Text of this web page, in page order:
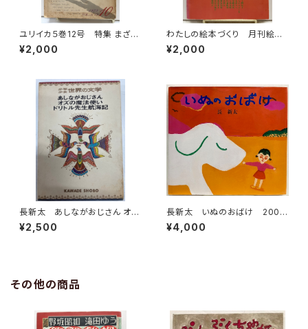
ユリイカ５巻12号 特集 まざ
あ・ぐうす 絵本 谷川俊太郎訳
／和田誠絵 長谷川四郎訳／
¥2,000
わたしの絵本づくり 月刊絵本
別冊 1979年 すばる書房
¥2,000
長新太 あしながおじさん オズ
の魔法使い ドリトル先生航海
記 谷川俊太郎 訳 少年少女
¥2,500
長新太 いぬのおばけ 2003
年 ポプラ社
¥4,000
その他の商品